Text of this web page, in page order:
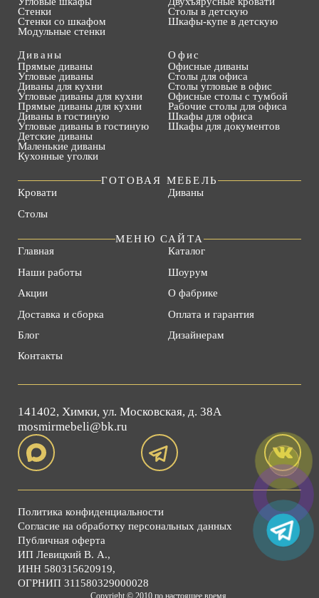
Стенки
Стенки со шкафом
Модульные стенки
Столы в детскую
Шкафы-купе в детскую
Диваны
Прямые диваны
Угловые диваны
Диваны для кухни
Угловые диваны для кухни
Прямые диваны для кухни
Диваны в гостиную
Угловые диваны в гостиную
Детские диваны
Маленькие диваны
Кухонные уголки
Офис
Офисные диваны
Столы для офиса
Столы угловые в офис
Офисные столы с тумбой
Рабочие столы для офиса
Шкафы для офиса
Шкафы для документов
ГОТОВАЯ МЕБЕЛЬ
Кровати
Диваны
Столы
МЕНЮ САЙТА
Главная
Каталог
Наши работы
Шоурум
Акции
О фабрике
Доставка и сборка
Оплата и гарантия
Блог
Дизайнерам
Контакты
141402, Химки, ул. Московская, д. 38А
mosmirmebeli@bk.ru
Политика конфиденциальности
Согласие на обработку персональных данных
Публичная оферта
ИП Левицкий В. А.,
ИНН 580315620919,
ОГРНИП 311580329000028